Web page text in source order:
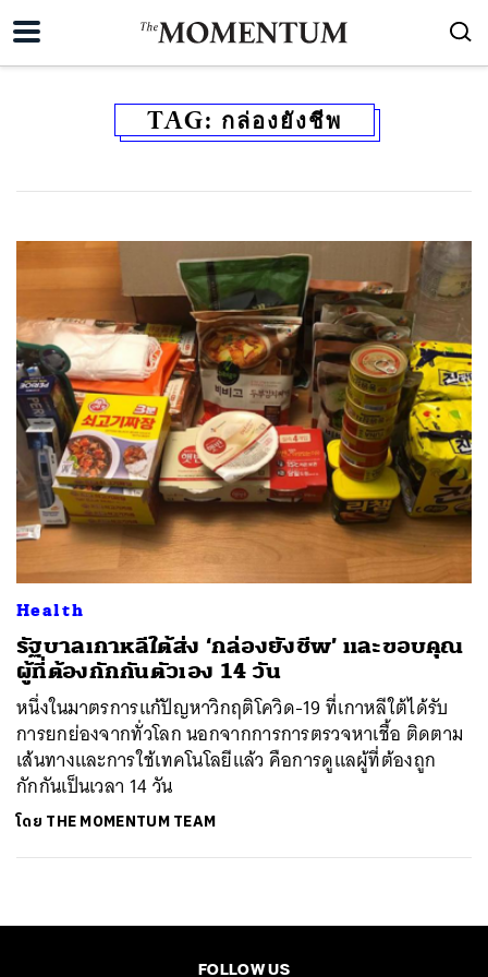
TAG: กล่องยังชีพ
Health
รัฐบาลเกาหลีใต้ส่ง ‘กล่องยังชีพ’ และขอบคุณ
ผู้ที่ต้องกักกันตัวเอง 14 วัน
หนึ่งในมาตรการแก้ปัญหาวิกฤติโควิด-19 ที่เกาหลีใต้ได้รับ
การยกย่องจากทั่วโลก นอกจากการการตรวจหาเชื้อ ติดตาม
เส้นทางและการใช้เทคโนโลยีแล้ว คือการดูแลผู้ที่ต้องถูก
กักกันเป็นเวลา 14 วัน
โดย THE MOMENTUM TEAM
FOLLOW US
ค้นหา
SHARE EMAIL